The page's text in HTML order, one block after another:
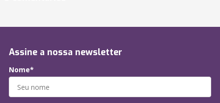
Assine a nossa newsletter
Nome*